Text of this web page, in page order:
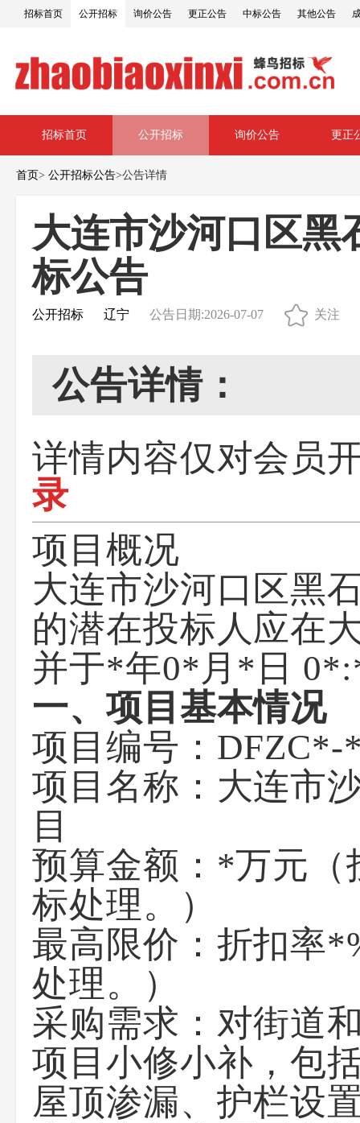
招标首页 公开招标 询价公告 更正公告 中标公告 其他公告
招标首页 公开招标 询价公告 更正
首页> 公开招标公告>公告详情
大连市沙河口区黑
标公告
公开招标 辽宁 公告日期:2026-07-07 关注
公告详情：
详情内容仅对会员
录
项目概况
大连市沙河口区黑
的潜在投标人应在
并于*年0*月*日
一、项目基本情况
项目编号： DFZC*-
项目名称： 大连市
目
预算金额 ：*万元
标处理。）
最高限价：折扣率
处理。）
采购需求：对街道
项目小修小补 ，包
屋顶渗漏、护栏设